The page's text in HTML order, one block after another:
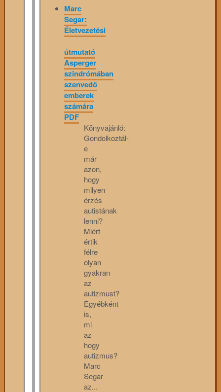
Marc
Segar:
Életvezetési
útmutató
Asperger
szindrómában
szenvedő
emberek
számára
PDF
Könyvajánló:
Gondolkoztál-
e
már
azon,
hogy
milyen
érzés
autistának
lenni?
Miért
értik
félre
olyan
gyakran
az
autizmust?
Egyébként
is,
mi
az
hogy
autizmus?
Marc
Segar
az...